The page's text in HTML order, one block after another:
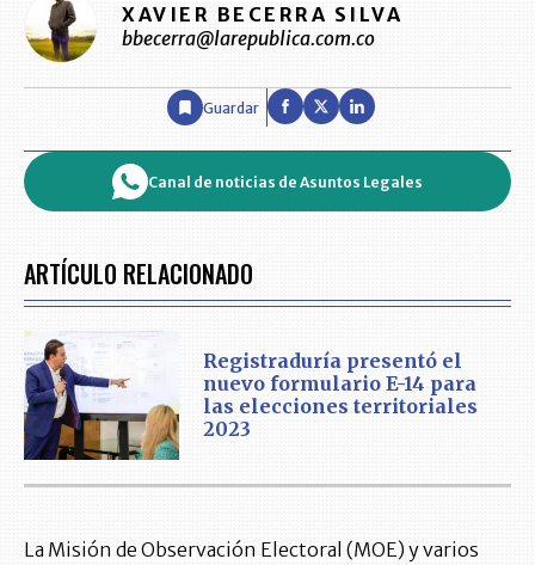
XAVIER BECERRA SILVA
bbecerra@larepublica.com.co
Guardar
Canal de noticias de Asuntos Legales
ARTÍCULO RELACIONADO
Registraduría presentó el
nuevo formulario E-14 para
las elecciones territoriales
2023
La Misión de Observación Electoral (MOE) y varios